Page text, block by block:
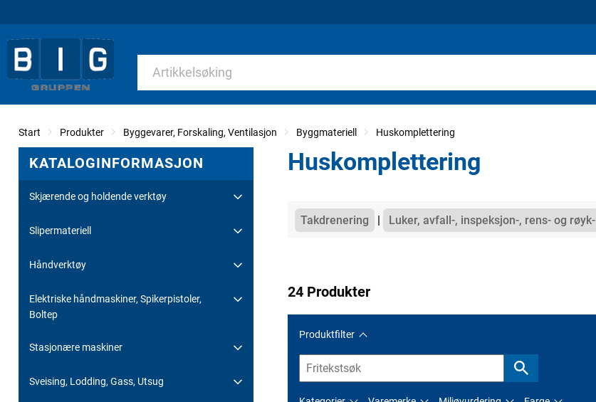
Start Produkter Byggevarer, Forskaling, Ventilasjon Byggmateriell Huskomplettering
KATALOGINFORMASJON
Skjærende og holdende verktøy
Slipermateriell
Håndverktøy
Elektriske håndmaskiner, Spikerpistoler,
Boltep
Stasjonære maskiner
Sveising, Lodding, Gass, Utsug
Huskomplettering
Kategorier
Takdrenering Luker, avfall-, inspeksjon-, rens- og røyk-
24 Produkter
Produktfilter